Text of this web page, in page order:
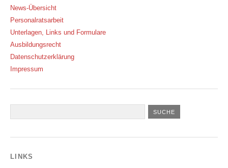
News-Übersicht
Personalratsarbeit
Unterlagen, Links und Formulare
Ausbildungsrecht
Datenschutzerklärung
Impressum
LINKS